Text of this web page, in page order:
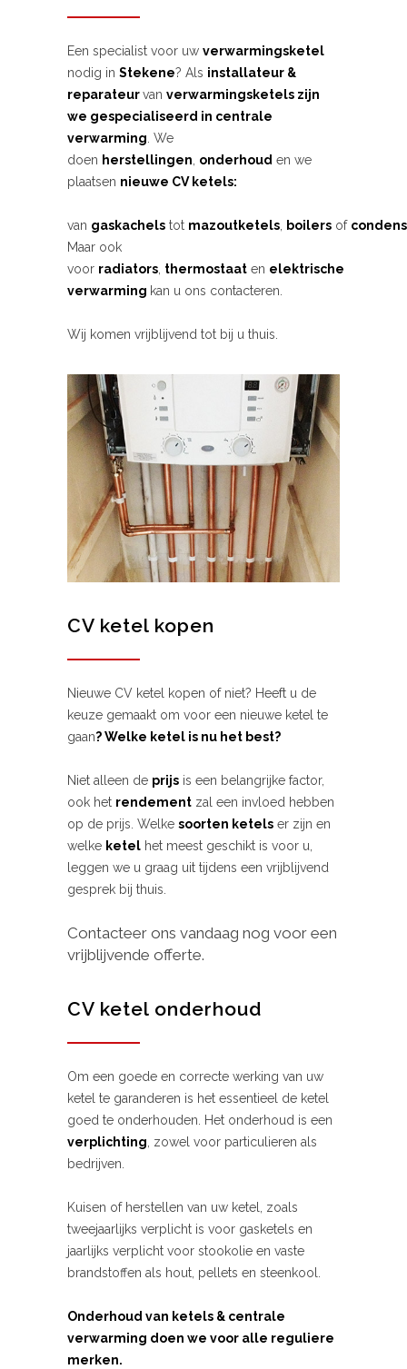
Een specialist voor uw verwarmingsketel
nodig in Stekene? Als installateur &
reparateurvan verwarmingsketels zijn
we gespecialiseerd in centrale
verwarming . We
doen herstellingen onderhoud en we
plaatsen nieuwe CV ketels:
van gaskachels tot mazoutketels boilers of
Maar ook
voor radiators thermostaat en elektrische
verwarming kan u ons contacteren.
Wij komen vrijblijvend tot bij u thuis.
CV ketel kopen
Nieuwe CV ketel kopen of niet? Heeft u de
keuze gemaakt om voor een nieuwe ketel te
gaan? Welke ketel is nu het best?
Niet alleen de prijs is een belangrijke factor,
ook het rendement zal een invloed hebben
op de prijs. Welke soorten ketels er zijn en
welke ketel het meest geschikt is voor u,
leggen we u graag uit tijdens een vrijblijvend
gesprek bij thuis.
Contacteer ons vandaag nog voor een
vrijblijvende offerte.
CV ketel onderhoud
Om een goede en correcte werking van uw
ketel te garanderen is het essentieel de ketel
goed te onderhouden. Het onderhoud is een
verplichting , zowel voor particulieren als
bedrijven.
Kuisen of herstellen van uw ketel, zoals
tweejaarlijks verplicht is voor gasketels en
jaarlijks verplicht voor stookolie en vaste
brandstoffen als hout, pellets en steenkool.
Onderhoud van ketels & centrale
verwarming doen we voor alle reguliere
merken.